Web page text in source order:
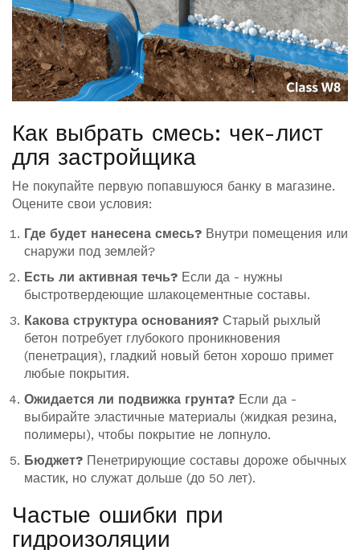
Как выбрать смесь: чек-лист
для застройщика
Не покупайте первую попавшуюся банку в магазине.
Оцените свои условия:
Где будет нанесена смесь? Внутри помещения или
снаружи под землей?
Есть ли активная течь? Если да - нужны
быстротвердеющие шлакоцементные составы.
Какова структура основания? Старый рыхлый
бетон потребует глубокого проникновения
(пенетрация), гладкий новый бетон хорошо примет
любые покрытия.
Ожидается ли подвижка грунта? Если да -
выбирайте эластичные материалы (жидкая резина,
полимеры), чтобы покрытие не лопнуло.
Бюджет? Пенетрирующие составы дороже обычных
мастик, но служат дольше (до 50 лет).
Частые ошибки при
гидроизоляции